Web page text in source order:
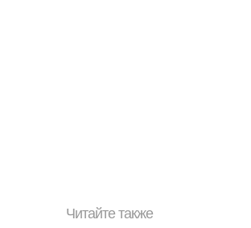
Читайте также